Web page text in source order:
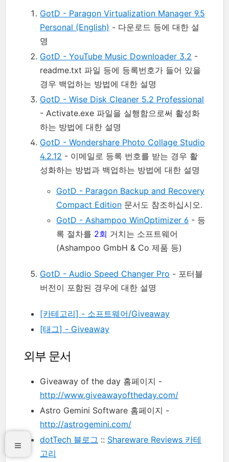
GotD - Paragon Virtualization Manager 9.5
Personal (English) - 다운로드 등에 대한 설
명
GotD - YouTube Music Downloader 3.2 -
readme.txt 파일 등에 등록번호가 들어 있을
경우 백업하는 방법에 대한 설명
GotD - Wise Disk Cleaner 5.2 Professional
- Activate.exe 파일을 실행함으로써 활성화
하는 방법에 대한 설명
GotD - Wondershare Photo Collage Studio
4.2.12 - 이메일로 등록 번호를 받는 경우 활
성화하는 방법과 백업하는 방법에 대한 설명
GotD - Paragon Backup and Recovery
Compact Edition 문서도 참조하십시오.
GotD - Ashampoo WinOptimizer 6 - 등
록 절차를 2회 거치는 소프트웨어
(Ashampoo GmbH & Co 제품 등)
GotD - Audio Speed Changer Pro - 포터블
버전이 포함된 경우에 대한 설명
[카테고리] - 소프트웨어/Giveaway
[태그] - Giveaway
외부 문서
Giveaway of the day 홈페이지 -
http://www.giveawayoftheday.com/
Astro Gemini Software 홈페이지 -
http://astrogemini.com/
dotTech 블로그 :: Shareware Reviews 카테
고리